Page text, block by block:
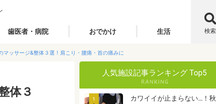
歯医者・病院 おでかけ 生活 検索
マッサージ&整体３選！肩こり・腰痛・首の痛みに
体３
人気施設記事ランキング Top5
1
カワイイが止まらない…！